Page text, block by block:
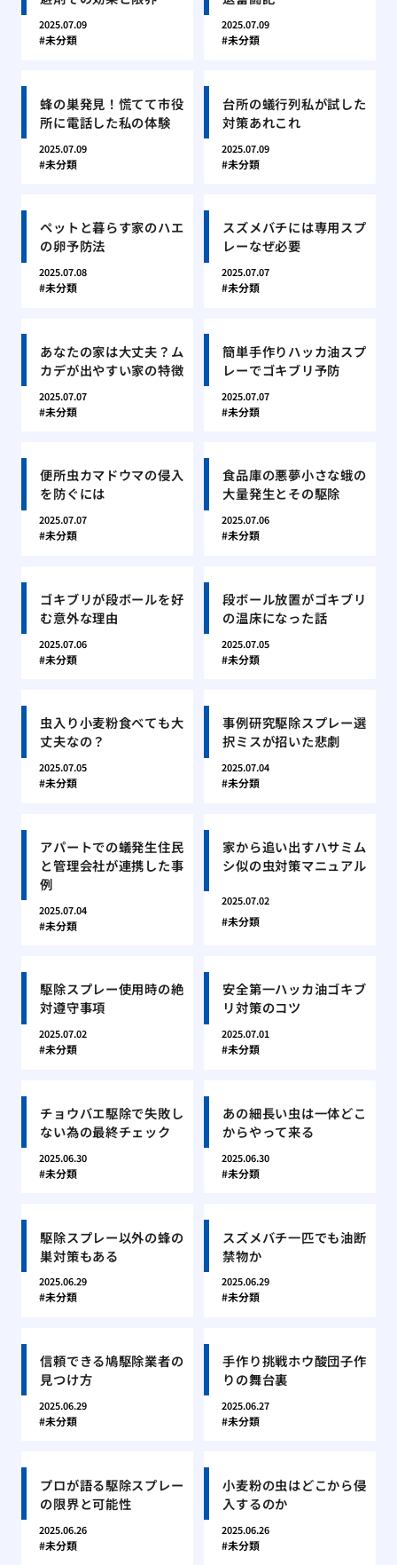
2025.07.09
未分類
2025.07.09
未分類
蜂の巣発見！慌てて市役
所に電話した私の体験
2025.07.09
未分類
台所の蟻行列私が試した
対策あれこれ
2025.07.09
未分類
ペットと暮らす家のハエ
の卵予防法
2025.07.08
未分類
スズメバチには専用スプ
レーなぜ必要
2025.07.07
未分類
あなたの家は大丈夫？ム
カデが出やすい家の特徴
2025.07.07
未分類
簡単手作りハッカ油スプ
レーでゴキブリ予防
2025.07.07
未分類
便所虫カマドウマの侵入
を防ぐには
2025.07.07
未分類
食品庫の悪夢小さな蛾の
大量発生とその駆除
2025.07.06
未分類
ゴキブリが段ボールを好
む意外な理由
2025.07.06
未分類
段ボール放置がゴキブリ
の温床になった話
2025.07.05
未分類
虫入り小麦粉食べても大
丈夫なの？
2025.07.05
未分類
事例研究駆除スプレー選
択ミスが招いた悲劇
2025.07.04
未分類
アパートでの蟻発生住民
と管理会社が連携した事
例
2025.07.04
未分類
家から追い出すハサミム
シ似の虫対策マニュアル
2025.07.02
未分類
駆除スプレー使用時の絶
対遵守事項
2025.07.02
未分類
安全第一ハッカ油ゴキブ
リ対策のコツ
2025.07.01
未分類
チョウバエ駆除で失敗し
ない為の最終チェック
2025.06.30
未分類
あの細長い虫は一体どこ
からやって来る
2025.06.30
未分類
駆除スプレー以外の蜂の
巣対策もある
2025.06.29
未分類
スズメバチ一匹でも油断
禁物か
2025.06.29
未分類
信頼できる鳩駆除業者の
見つけ方
2025.06.29
未分類
手作り挑戦ホウ酸団子作
りの舞台裏
2025.06.27
未分類
プロが語る駆除スプレー
の限界と可能性
2025.06.26
未分類
小麦粉の虫はどこから侵
入するのか
2025.06.26
未分類